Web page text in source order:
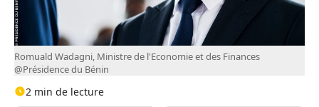
Romuald Wadagni, Ministre de l'Economie et des Finances
@Présidence du Bénin
2 min de lecture